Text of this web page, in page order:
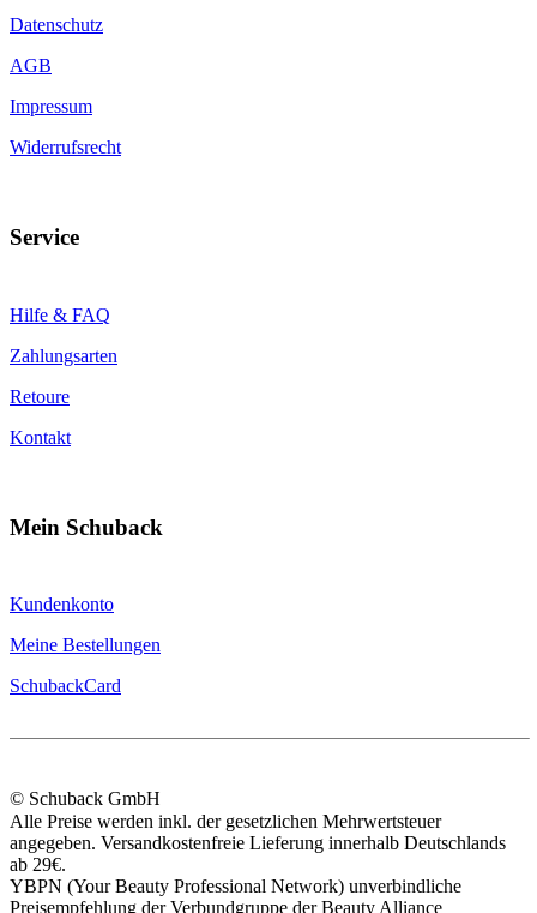
Datenschutz
AGB
Impressum
Widerrufsrecht
Service
Hilfe & FAQ
Zahlungsarten
Retoure
Kontakt
Mein Schuback
Kundenkonto
Meine Bestellungen
SchubackCard
© Schuback GmbH
Alle Preise werden inkl. der gesetzlichen Mehrwertsteuer
angegeben. Versandkostenfreie Lieferung innerhalb Deutschlands
ab 29€.
YBPN (Your Beauty Professional Network) unverbindliche
Preisempfehlung der Verbundgruppe der Beauty Alliance